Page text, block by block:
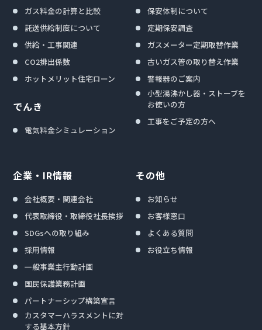
ガス料金の計算と比較
託送供給制度について
供給・工事関連
CO2排出係数
ホットメリット住宅ローン
でんき
電気料金シミュレーション
保安体制について
定期保安調査
ガスメーター定期取替作業
古いガス管の取り替え作業
警報器のご案内
小型湯沸かし器・ストーブを
お使いの方
工事をご予定の方へ
企業・IR情報
会社概要・関連会社
代表取締役・取締役社長挨拶
SDGsへの取り組み
採用情報
一般事業主行動計画
国民保護業務計画
パートナーシップ構築宣言
カスタマーハラスメントに対
する基本方針
その他
お知らせ
お客様窓口
よくある質問
お役立ち情報